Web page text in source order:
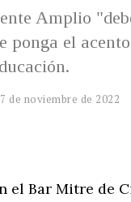
Amplio
ponga el
de noviembre de 2022
el Bar Mitre de